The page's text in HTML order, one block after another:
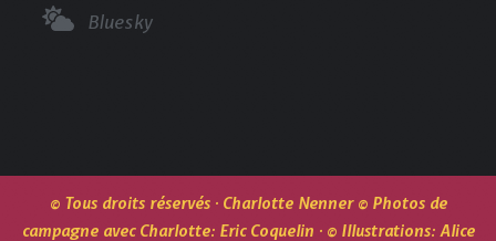
Bluesky
© Tous droits réservés · Charlotte Nenner © Photos de
campagne avec Charlotte: Eric Coquelin · © Illustrations: Alice